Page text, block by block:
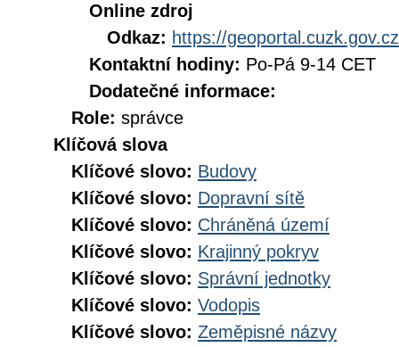
Online zdroj
Odkaz: https://geoportal.cuzk.gov.cz
Kontaktní hodiny: Po-Pá 9-14 CET
Dodatečné informace:
Role: správce
Klíčová slova
Klíčové slovo: Budovy
Klíčové slovo: Dopravní sítě
Klíčové slovo: Chráněná území
Klíčové slovo: Krajinný pokryv
Klíčové slovo: Správní jednotky
Klíčové slovo: Vodopis
Klíčové slovo: Zeměpisné názvy